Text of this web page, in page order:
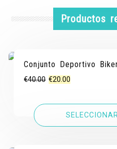
Productos
Conjunto Deportivo
€40.00 El
original
€20.00
actual
es: